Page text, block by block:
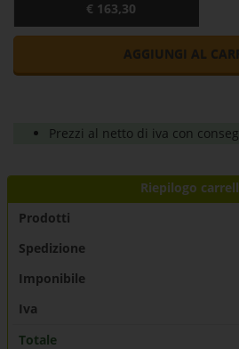
€ 163,30
AGGIUNGI AL
Prezzi al netto di iva con
Riepilogo
Prodotti
Spedizione
Imponibile
Iva
Totale